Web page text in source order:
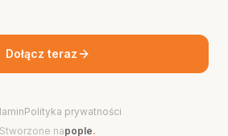
Dołącz teraz
Polityka prywatności
Stworzone napople.